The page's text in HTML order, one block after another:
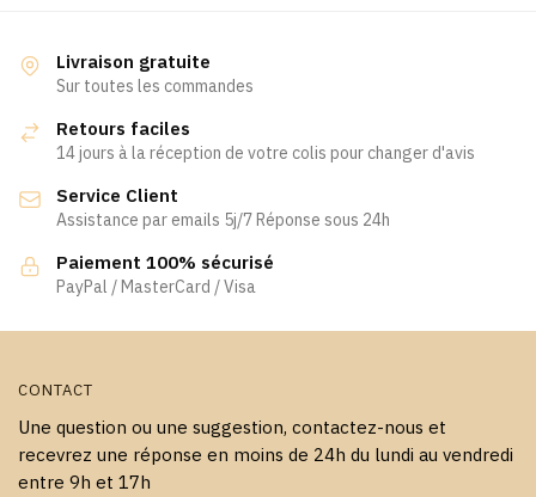
la
page
produit
Livraison gratuite
Sur toutes les commandes
Retours faciles
14 jours à la réception de votre colis pour changer d'avis
Service Client
Assistance par emails 5j/7 Réponse sous 24h
Paiement 100% sécurisé
PayPal / MasterCard / Visa
CONTACT
Une question ou une suggestion, contactez-nous et
recevrez une réponse en moins de 24h du lundi au vendredi
entre 9h et 17h